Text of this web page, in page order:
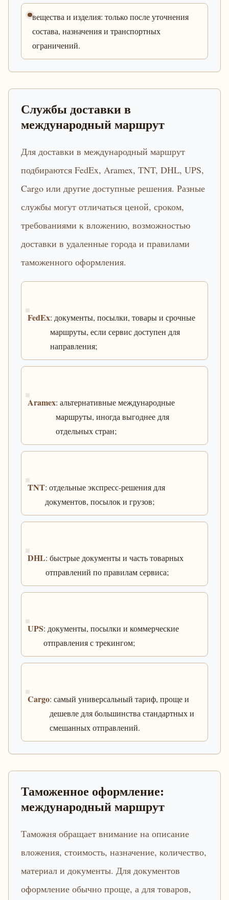
вещества и изделия: только после уточнения
состава, назначения и транспортных
ограничений.
Службы доставки в
международный маршрут
Для доставки в международный маршрут
подбираются FedEx, Aramex, TNT, DHL, UPS,
Cargo или другие доступные решения. Разные
службы могут отличаться ценой, сроком,
требованиями к вложению, возможностью
доставки в удаленные города и правилами
таможенного оформления.
FedEx: документы, посылки, товары и срочные
маршруты, если сервис доступен для
направления;
Aramex: альтернативные международные
маршруты, иногда выгоднее для
отдельных стран;
TNT: отдельные экспресс-решения для
документов, посылок и грузов;
DHL: быстрые документы и часть товарных
отправлений по правилам сервиса;
UPS: документы, посылки и коммерческие
отправления с трекингом;
Cargo: самый универсальный тариф, проще и
дешевле для большинства стандартных и
смешанных отправлений.
Таможенное оформление:
международный маршрут
Таможня обращает внимание на описание
вложения, стоимость, назначение, количество,
материал и документы. Для документов
оформление обычно проще, а для товаров,